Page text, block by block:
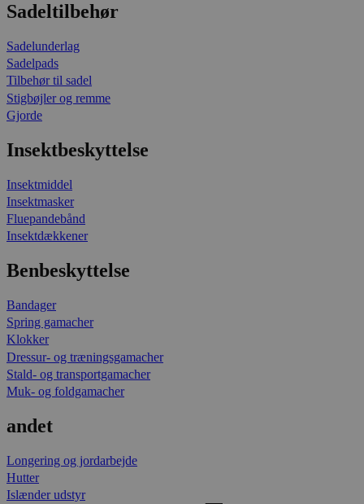
Sadeltilbehør
Sadelunderlag
Sadelpads
Tilbehør til sadel
Stigbøjler og remme
Gjorde
Insektbeskyttelse
Insektmiddel
Insektmasker
Fluepandebånd
Insektdækkener
Benbeskyttelse
Bandager
Spring gamacher
Klokker
Dressur- og træningsgamacher
Stald- og transportgamacher
Muk- og foldgamacher
andet
Longering og jordarbejde
Hutter
Islænder udstyr